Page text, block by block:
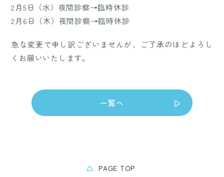
2月5日（水）夜間診察→臨時休診
2月6日（木）夜間診察→臨時休診
急な変更で申し訳ございませんが、ご了承のほどよろし
くお願いいたします。
一覧へ
PAGE TOP